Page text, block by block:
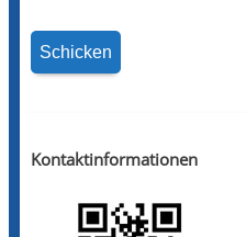
Kontaktinformationen